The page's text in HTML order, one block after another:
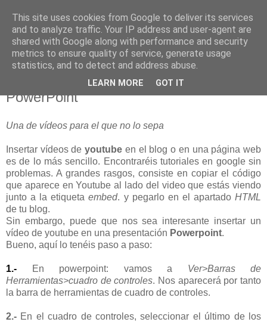
blogOBR
12 diciembre 2007
Tutorial: Insertar vídeos de YouTube en
PowerPoint
Una de vídeos para el que no lo sepa
Insertar vídeos deyoutube en el blog o en una página web
es de lo más sencillo. Encontraréis tutoriales en google sin
problemas. A grandes rasgos, consiste en copiar el código
que aparece en Youtube al lado del video que estás viendo
junto a la etiquetaembed. y pegarlo en el apartadoHTML
de tu blog.
Sin embargo, puede que nos sea interesante insertar un
vídeo de youtube en una presentación Powerpoint.
Bueno, aquí lo tenéis paso a paso:
1.- En powerpoint: vamos a Ver>Barras de
Herramientas>cuadro de controles. Nos aparecerá por tanto
la barra de herramientas de cuadro de controles.
2.- En el cuadro de controles, seleccionar el último de los
This site uses cookies from Google to deliver its services
and to analyze traffic. Your IP address and user-agent are
shared with Google along with performance and security
metrics to ensure quality of service, generate usage
statistics, and to detect and address abuse.
LEARN MORE GOT IT